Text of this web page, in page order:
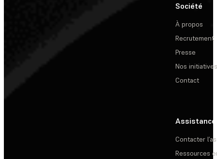
Société
À propos
Recrutement
Presse
Nos initiatives
Contact
Assistance
Contacter
Ressources